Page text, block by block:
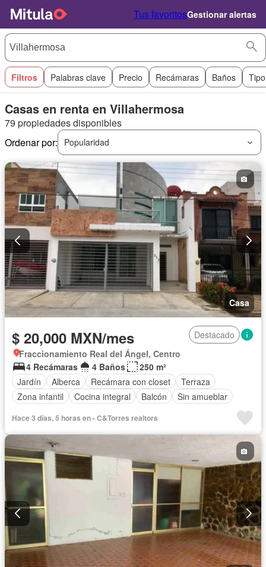
Tus favoritosGestionar alertas
Filtros Palabras clave Precio Recámaras Baños
Casas en renta en Villahermosa
79 propiedades disponibles
Ordenar por:
Popularidad
Casa
$ 20,000 MXN/mes
Destacado
Fraccionamiento Real del Ángel, Centro
4 Recámaras
4 Baños
250 m²
Jardín
Alberca Recámara con closet
Terraza
Zona infantil
Cocina integral Balcón Sin amueblar
Hace 3 días, 5 horas en - C&Torres realtors